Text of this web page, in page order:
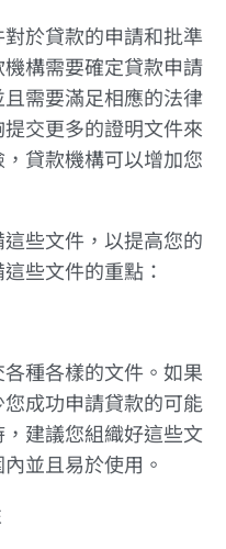
於貸款的申請和批準
構需要確定貸款申請
需要滿足相應的法律
交更多的證明文件來
貸款機構可以增加您
些文件，以提高您的
些文件的重點：
種各樣的文件。如果
成功申請貸款的可能
建議您組織好這些文
並且易於使用。